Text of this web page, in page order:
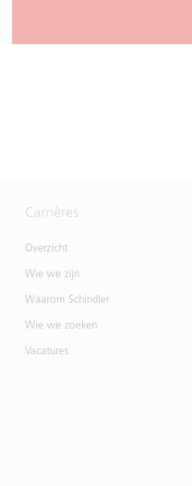
Carrières
Overzicht
Wie we zijn
Waarom Schindler
Wie we zoeken
Vacatures